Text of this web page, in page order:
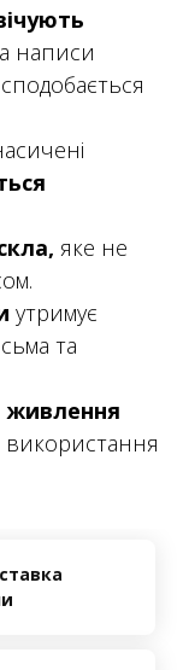
написи
яке не
утримує
та
живлення
використання